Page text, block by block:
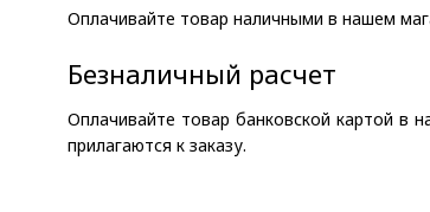
Оплачивайте товар наличными в нашем
Безналичный расчет
Оплачивайте товар банковской картой в
прилагаются к заказу.